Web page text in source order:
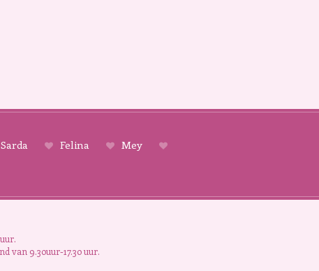
Sarda Felina
Mey
van 9.30uur-17.30 uur.